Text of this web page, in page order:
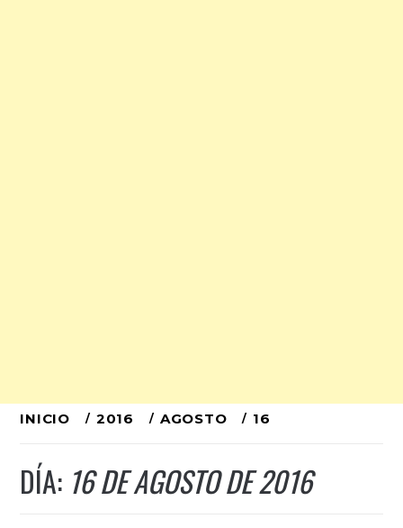
Ir
contenido
INICIO 2016 AGOSTO 16
DÍA: 16 DE AGOSTO DE 2016